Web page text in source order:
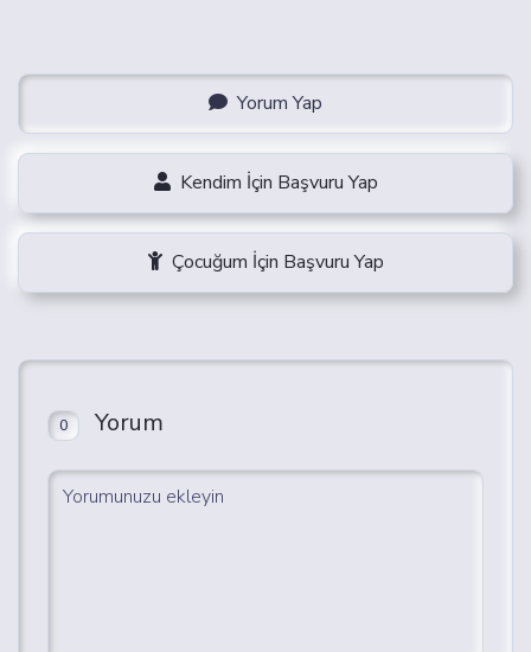
Yorum Yap
Kendim İçin Başvuru Yap
Çocuğum İçin Başvuru Yap
0 Yorum